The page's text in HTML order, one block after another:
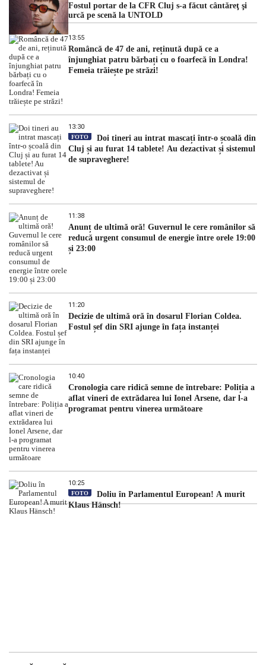
Fostul portar de la CFR Cluj s-a făcut cântăreţ şi
urcă pe scenă la UNTOLD
13:55
Româncă de 47 de ani, reținută după ce a
înjunghiat patru bărbați cu o foarfecă în Londra!
Femeia trăiește pe străzi!
13:30
FOTO
Doi tineri au intrat mascați într-o școală din
Cluj și au furat 14 tablete! Au dezactivat și sistemul
de supraveghere!
11:38
Anunț de ultimă oră! Guvernul le cere românilor să
reducă urgent consumul de energie între orele 19:00
și 23:00
11:20
Decizie de ultimă oră în dosarul Florian Coldea.
Fostul șef din SRI ajunge în fața instanței
10:40
Cronologia care ridică semne de întrebare: Poliția a
aflat vineri de extrădarea lui Ionel Arsene, dar l-a
programat pentru vinerea următoare
10:25
FOTO
Doliu în Parlamentul European! A murit
Klaus Hänsch!